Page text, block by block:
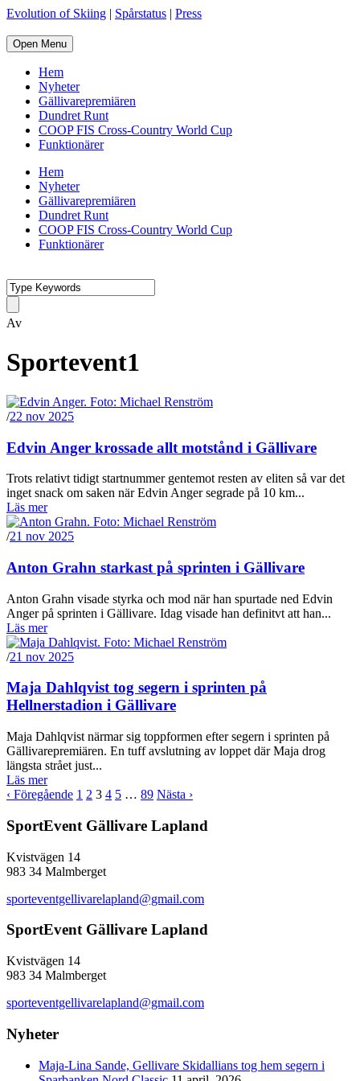
Evolution of Skiing | Spårstatus | Press
Open Menu
Hem
Nyheter
Gällivarepremiären
Dundret Runt
COOP FIS Cross-Country World Cup
Funktionärer
Hem
Nyheter
Gällivarepremiären
Dundret Runt
COOP FIS Cross-Country World Cup
Funktionärer
Av
Sportevent1
/22 nov 2025
Edvin Anger krossade allt motstånd i Gällivare
Trots relativt tidigt startnummer gentemot resten av eliten så var det
inget snack om saken när Edvin Anger segrade på 10 km...
Läs mer
/21 nov 2025
Anton Grahn starkast på sprinten i Gällivare
Anton Grahn visade styrka och mod när han spurtade ned Edvin
Anger på sprinten i Gällivare. Idag visade han definitvt att han...
Läs mer
/21 nov 2025
Maja Dahlqvist tog segern i sprinten på
Hellnerstadion i Gällivare
Maja Dahlqvist närmar sig toppformen efter segern i sprinten på
Gällivarepremiären. En tuff avslutning av loppet där Maja drog
längsta strået just...
Läs mer
‹ Föregående 1 2 3 4 5 … 89 Nästa ›
SportEvent Gällivare Lapland
Kvistvägen 14
983 34 Malmberget
sporteventgellivarelapland@gmail.com
SportEvent Gällivare Lapland
Kvistvägen 14
983 34 Malmberget
sporteventgellivarelapland@gmail.com
Nyheter
Maja-Lina Sande, Gellivare Skidallians tog hem segern i